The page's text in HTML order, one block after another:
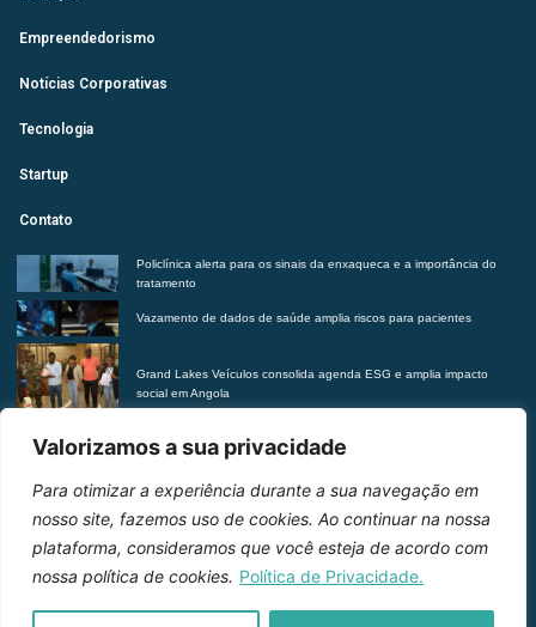
Valorizamos a sua privacidade
Para otimizar a experiência durante a sua navegação em
nosso site, fazemos uso de cookies. Ao continuar na nossa
plataforma, consideramos que você esteja de acordo com
nossa política de cookies. Política de Privacidade.
Empreendedorismo
Notícias Corporativas
Tecnologia
Startup
Contato
Policlínica alerta para os sinais da enxaqueca e a importância do
tratamento
Vazamento de dados de saúde amplia riscos para pacientes
Grand Lakes Veículos consolida agenda ESG e amplia impacto
social em Angola
HEF reforça a importância de reconhecer os sinais da ansiedade e
buscar ajuda
Entre em contato